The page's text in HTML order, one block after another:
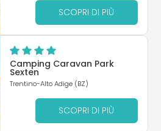
SCOPRI DI PIÙ
Camping Caravan Park
Sexten
Trentino-Alto Adige (BZ)
SCOPRI DI PIÙ